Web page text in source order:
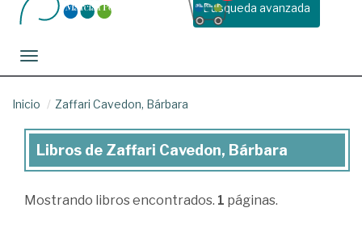
Busqueda avanzada
Toggle navigation
Inicio Zaffari Cavedon, Bárbara
Libros
Zaffari
Libros de Zaffari Cavedon, Bárbara
Mostrando libros encontrados. 1 páginas.